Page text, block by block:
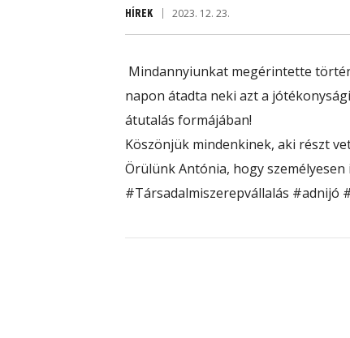
HÍREK 2023. 12. 23.
Mindannyiunkat megérintette
napon átadta neki azt a
átutalás formájában!
Köszönjük mindenkinek, aki részt
Örülünk Antónia, hogy
#Társadalmiszerepvállalás #adnijó